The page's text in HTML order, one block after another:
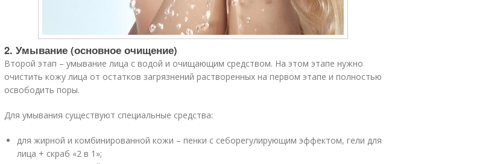
2. Умывание (основное очищение)
Второй этап – умывание лица с водой и очищающим средством. На этом этапе нужно
очистить кожу лица от остатков загрязнений растворенных на первом этапе и полностью
освободить поры.
Для умывания существуют специальные средства:
для жирной и комбинированной кожи – пенки с себорегулирующим эффектом, гели для
лица + скраб «2 в 1»;